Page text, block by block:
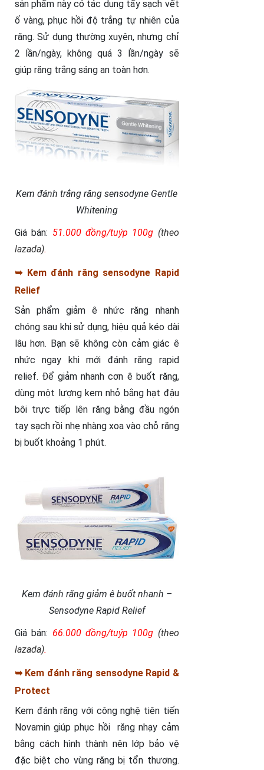
sản phẩm này có tác dụng tẩy sạch vết
ố vàng, phục hồi độ trắng tự nhiên của
răng. Sử dụng thường xuyên, nhưng chỉ
2 lần/ngày, không quá 3 lần/ngày sẽ
giúp răng trắng sáng an toàn hơn.
Kem đánh trắng răng sensodyne Gentle
Whitening
Giá bán: 51.000 đồng/tuýp 100g (theo
lazada).
➥ Kem đánh răng sensodyne Rapid
Relief
Sản phẩm giảm ê nhức răng nhanh
chóng sau khi sử dụng, hiệu quả kéo dài
lâu hơn. Bạn sẽ không còn cảm giác ê
nhức ngay khi mới đánh răng rapid
relief. Để giảm nhanh cơn ê buốt răng,
dùng một lượng kem nhỏ bằng hạt đậu
bôi trực tiếp lên răng bằng đầu ngón
tay sạch rồi nhẹ nhàng xoa vào chỗ răng
bị buốt khoảng 1 phút.
Kem đánh răng giảm ê buốt nhanh –
Sensodyne Rapid Relief
Giá bán: 66.000 đồng/tuýp 100g (theo
lazada).
➥ Kem đánh răng sensodyne Rapid &
Protect
Kem đánh răng với công nghệ tiên tiến
Novamin giúp phục hồi răng nhạy cảm
bằng cách hình thành nên lớp bảo vệ
đặc biệt cho vùng răng bị tổn thương.